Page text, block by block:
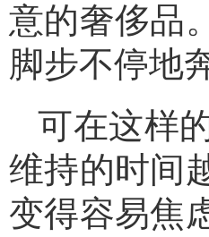
意的奢侈品
脚步不停地
可在这样
维持的时间
变得容易焦